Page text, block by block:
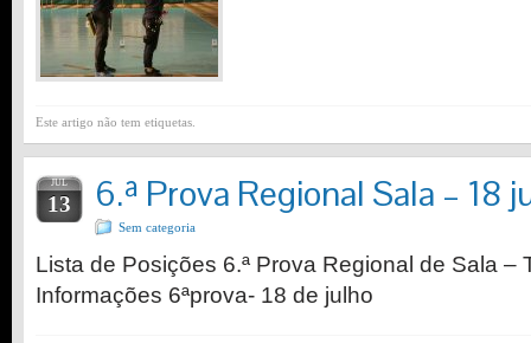
Este artigo não tem etiquetas.
JUL
13 6.ª Prova Regional Sala – 18
Sem categoria
Lista de Posições 6.ª Prova Regional de Sala –
Informações 6ªprova- 18 de julho